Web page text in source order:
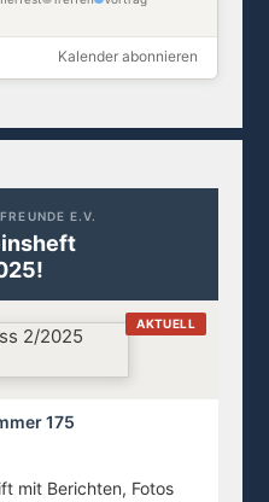
Kalender abonnieren
E.V.
AKTUELL
175
mit Berichten, Fotos